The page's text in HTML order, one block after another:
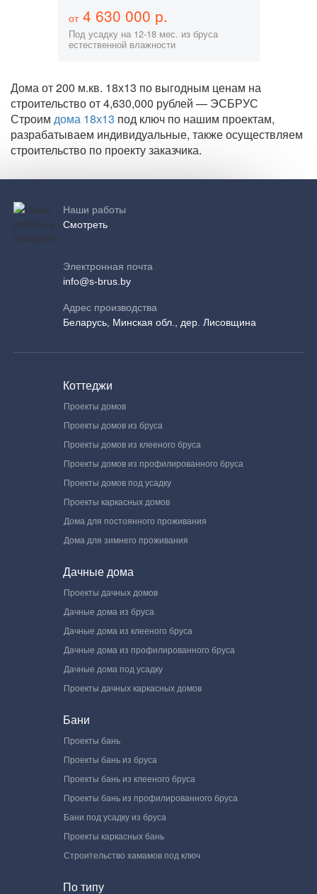
от4 630 000 р.
Под усадку на 12-18 мес. из бруса
естественной влажности
Дома от 200 м.кв. 18х13 по выгодным ценам на
строительство от 4,630,000 рублей — ЭСБРУС
Строим дома 18х13 под ключ по нашим проектам,
разрабатываем индивидуальные, также осуществляем
строительство по проекту заказчика.
Наши работы
Смотреть
Электронная почта
info@s-brus.by
Адрес производства
Беларусь, Минская обл., дер. Лисовщина
Коттеджи
Проекты домов
Проекты домов из бруса
Проекты домов из клееного бруса
Проекты домов из профилированного бруса
Проекты домов под усадку
Проекты каркасных домов
Дома для постоянного проживания
Дома для зимнего проживания
Дачные дома
Проекты дачных домов
Дачные дома из бруса
Дачные дома из клееного бруса
Дачные дома из профилированного бруса
Дачные дома под усадку
Проекты дачных каркасных домов
Бани
Проекты бань
Проекты бань из бруса
Проекты бань из клееного бруса
Проекты бань из профилированного бруса
Бани под усадку из бруса
Проекты каркасных бань
Строительство хамамов под ключ
По типу